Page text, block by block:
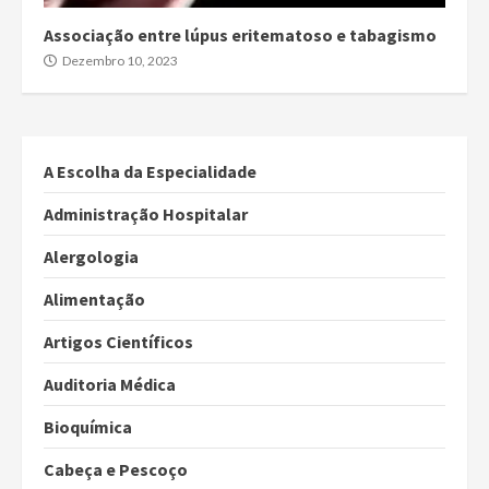
Associação entre lúpus eritematoso e tabagismo
Dezembro 10, 2023
A Escolha da Especialidade
Administração Hospitalar
Alergologia
Alimentação
Artigos Científicos
Auditoria Médica
Bioquímica
Cabeça e Pescoço